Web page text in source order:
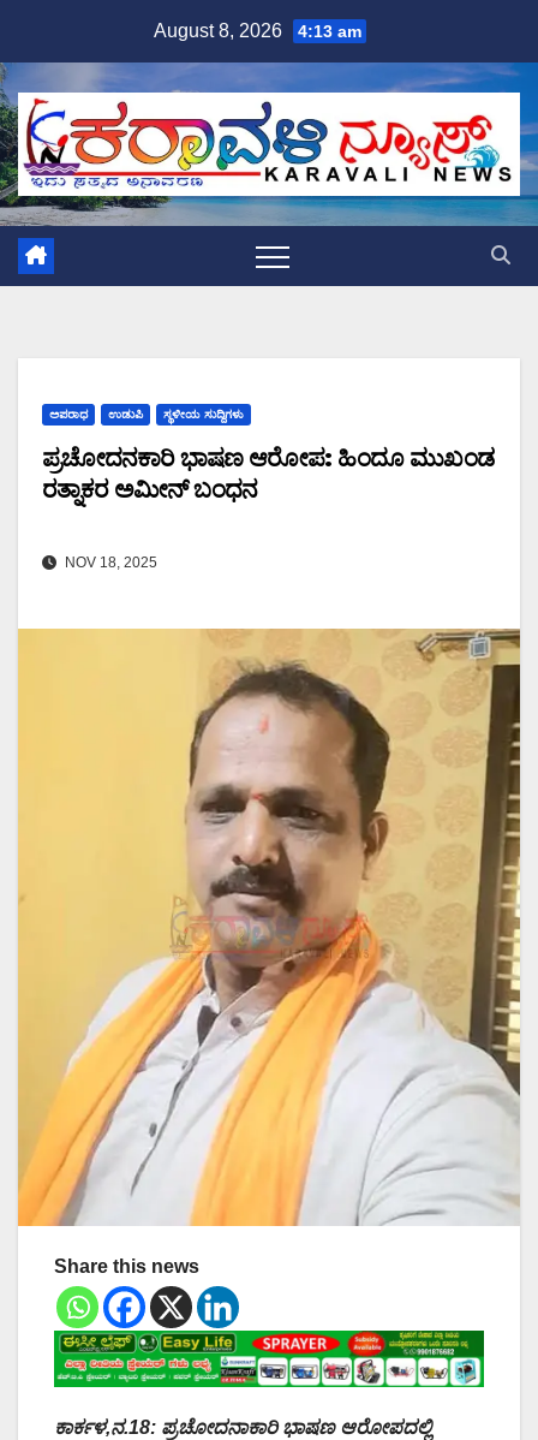
content
August 8, 2026 4:13 am
ಅಪರಾಧ ಉಡುಪಿ ಸ್ಥಳೀಯ ಸುದ್ದಿಗಳು
ಪ್ರಚೋದನಕಾರಿ ಭಾಷಣ ಆರೋಪ: ಹಿಂದೂ ಮುಖಂಡ
ರತ್ನಾಕರ ಅಮೀನ್ ಬಂಧನ
NOV 18, 2025
Share this news
ಕಾರ್ಕಳ,ನ.18: ಪ್ರಚೋದನಾಕಾರಿ ಭಾಷಣ ಆರೋಪದಲ್ಲಿ